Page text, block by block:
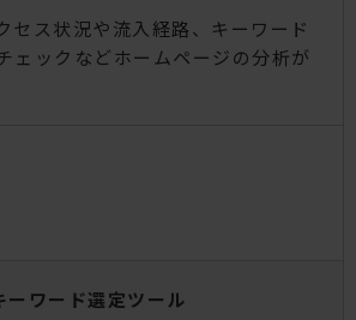
セス状況や流入経路、キーワード
ェックなどホームページの分析が
ーワード選定ツール